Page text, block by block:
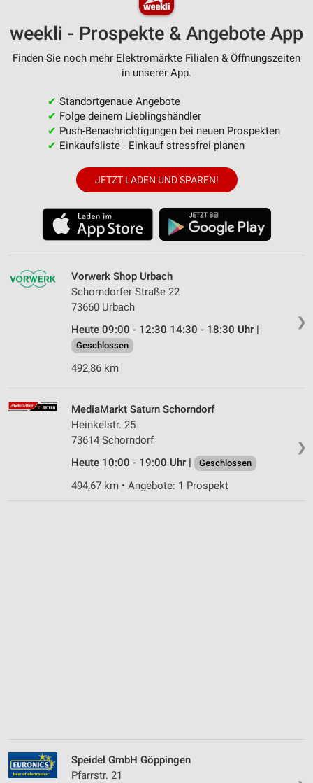
weekli - Prospekte & Angebote App
Finden Sie noch mehr Elektromärkte Filialen & Öffnungszeiten
in unserer App.
✔ Standortgenaue Angebote
✔ Folge deinem Lieblingshändler
✔ Push-Benachrichtigungen bei neuen Prospekten
✔ Einkaufsliste - Einkauf stressfrei planen
JETZT LADEN UND SPAREN!
❯
Vorwerk Shop Urbach
Schorndorfer Straße 22
73660 Urbach
Heute 09:00 - 12:30 14:30 - 18:30 Uhr |
Geschlossen
492,86 km
❯
MediaMarkt Saturn Schorndorf
Heinkelstr. 25
73614 Schorndorf
Heute 10:00 - 19:00 Uhr |
Geschlossen
494,67 km • Angebote: 1 Prospekt
Speidel GmbH Göppingen
Pfarrstr. 21